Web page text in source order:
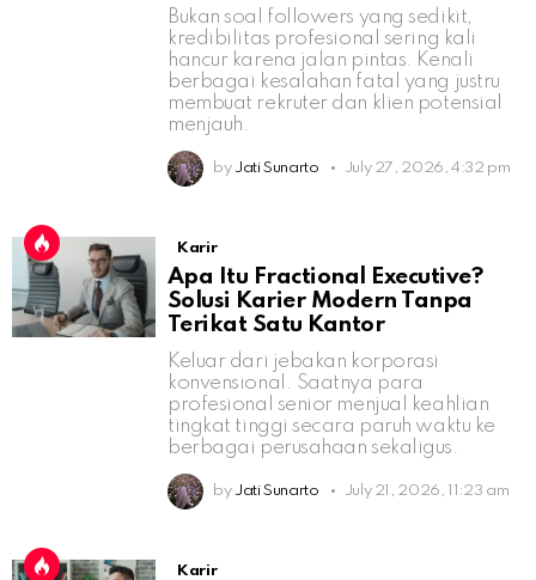
Bukan soal followers yang sedikit,
kredibilitas profesional sering kali
hancur karena jalan pintas. Kenali
berbagai kesalahan fatal yang justru
membuat rekruter dan klien potensial
menjauh.
by Jati Sunarto July 27, 2026, 4:32 pm
Karir
Apa Itu Fractional Executive?
Solusi Karier Modern Tanpa
Terikat Satu Kantor
Keluar dari jebakan korporasi
konvensional. Saatnya para
profesional senior menjual keahlian
tingkat tinggi secara paruh waktu ke
berbagai perusahaan sekaligus.
by Jati Sunarto July 21, 2026, 11:23 am
Karir